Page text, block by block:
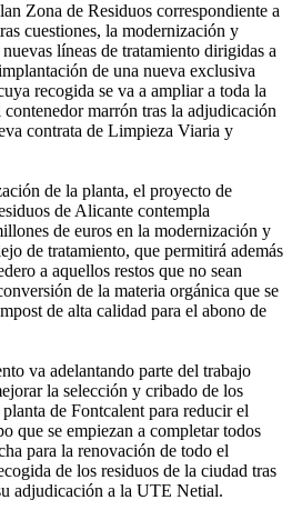
Zona de Residuos correspondiente a
cuestiones, la modernización y
líneas de tratamiento dirigidas a
de una nueva exclusiva
recogida se va a ampliar a toda la
marrón tras la adjudicación
contrata de Limpieza Viaria y
de la planta, el proyecto de
de Alicante contempla
de euros en la modernización y
de tratamiento, que permitirá además
a aquellos restos que no sean
de la materia orgánica que se
de alta calidad para el abono de
va adelantando parte del trabajo
la selección y cribado de los
de Fontcalent para reducir el
que se empiezan a completar todos
para la renovación de todo el
de los residuos de la ciudad tras
adjudicación a la UTE Netial.